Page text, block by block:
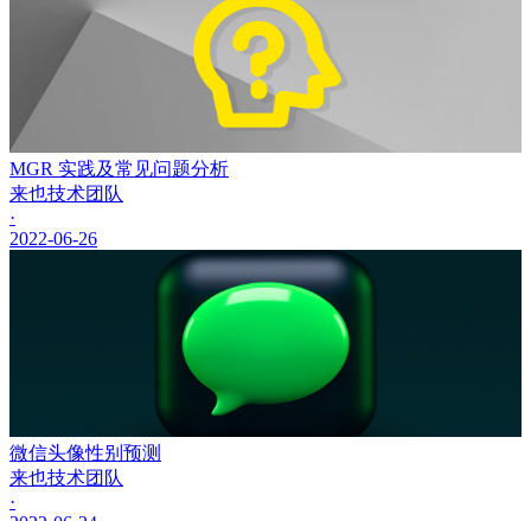
MGR 实践及常见问题分析
来也技术团队
·
2022-06-26
微信头像性别预测
来也技术团队
·